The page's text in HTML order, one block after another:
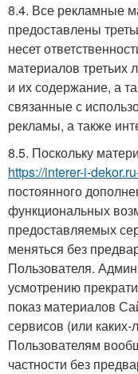
8.4. Все рекламные
предоставлены
несет
материалов третьих
и их содержание, а
связанные с
рекламы, а также
8.5. Поскольку
https://interer-i-
постоянного
функциональных
предоставляемых
меняться без
Пользователя.
усмотрению
показ материалов
сервисов (или
Пользователям
частности без